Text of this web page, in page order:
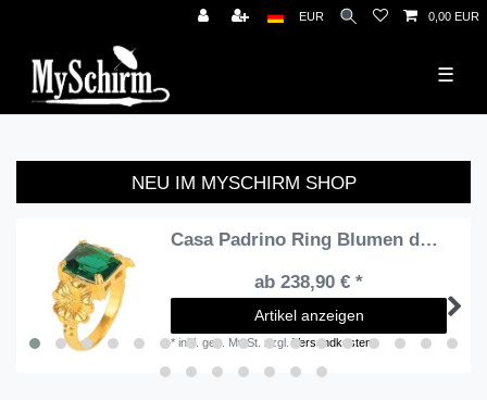
EUR 0,00 EUR
☰
NEU IM MYSCHIRM SHOP
Casa Padrino Ring Blumen der Amália aus Vergoldetem Silber
ab 238,90 € *
Artikel anzeigen
*inkl. ges. MwSt. zzgl.Versandkosten